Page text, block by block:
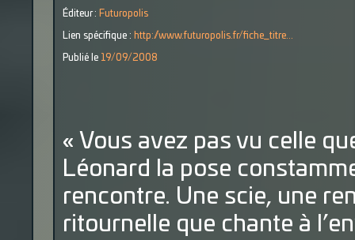
Éditeur : Futuropolis
Lien spécifique : http://www.futuropolis.fr/fiche_titre...
Publié le 19/09/2008
« Vous avez pas vu celle
Léonard la pose
rencontre. Une scie, une
ritournelle que chante à